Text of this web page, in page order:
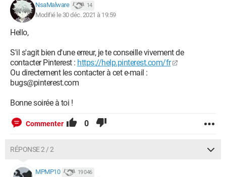
NsaMalware 14
Modifié le 30 déc. 2021 à 19:59
Hello,
S'il s'agit bien d'une erreur, je te conseille vivement de
contacter Pinterest : https://help.pinterest.com/fr
Ou directement les contacter à cet e-mail :
bugs@pinterest.com
Bonne soirée à toi !
Commenter 0
RÉPONSE 2 / 2
MPMP10 19 046